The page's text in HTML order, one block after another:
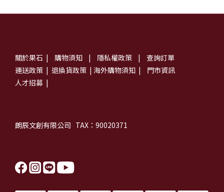
關於果石 | 購物須知 | 隱私權政策 | 查詢訂單
運送政策 | 退換貨政策 | 海外購物須知 | 門市資訊
人才招募 |
朗辰文創有限公司 TAX：90020371